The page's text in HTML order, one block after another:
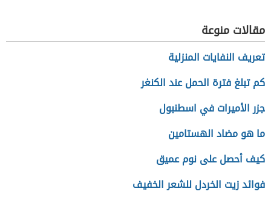
مقالات منوعة
تعريف النفايات المنزلية
كم تبلغ فترة الحمل عند الكنغر
جزر الأميرات في اسطنبول
ما هو مضاد الهستامين
كيف أحصل على نوم عميق
فوائد زيت الخردل للشعر الخفيف